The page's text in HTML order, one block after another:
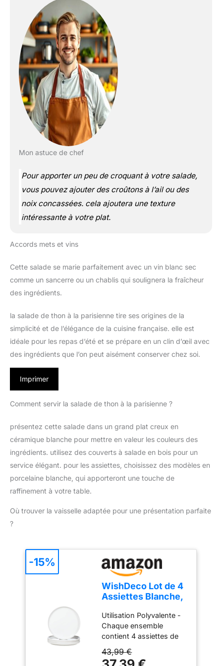
Mon astuce de chef
Pour apporter un peu de croquant à votre salade,
vous pouvez ajouter des croûtons à l’ail ou des
noix concassées. cela ajoutera une texture
intéressante à votre plat.
Accords mets et vins
Cette salade se marie parfaitement avec un vin blanc sec
comme un sancerre ou un chablis qui soulignera la fraîcheur
des ingrédients.
la salade de thon à la parisienne tire ses origines de la
simplicité et de l’élégance de la cuisine française. elle est
idéale pour les repas d’été et se prépare en un clin d’œil avec
des ingrédients que l’on peut aisément conserver chez soi.
Imprimer
Comment servir la salade de thon à la parisienne ?
présentez cette salade dans un grand plat creux en
céramique blanche pour mettre en valeur les couleurs des
ingrédients. utilisez des couverts à salade en bois pour un
service élégant. pour les assiettes, choisissez des modèles en
porcelaine blanche, qui apporteront une touche de
raffinement à votre table.
Où trouver la vaisselle adaptée pour une présentation parfaite
?
WishDeco Lot de 4
Assiettes Blanche,
Porcelaine 27 cm,
Grandes Plats à
Pizza, Plates à
Salade Rondes,
Dinner Plate
Utilisation Polyvalente -
Chaque ensemble
contient 4 assiettes de
x H2,2 cm/10" x 0,9";
43,99 €
-15%